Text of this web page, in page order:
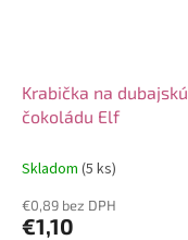
Krabička na dubajskú
čokoládu Elf
Skladom (5 ks)
€0,89 bez DPH
€1,10